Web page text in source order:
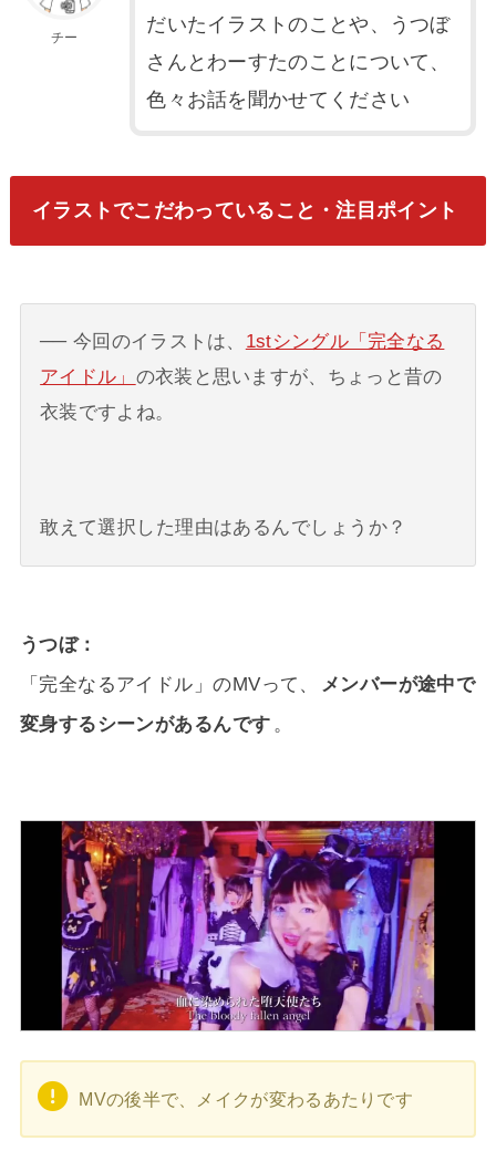
チー
だいたイラストのことや、うつぼ
さんとわーすたのことについて、
色々お話を聞かせてください
イラストでこだわっていること・注目ポイント
今回のイラストは、 1stシングル「完全なる
アイドル」 の衣装と思いますが、ちょっと昔の
衣装ですよね。
敢えて選択した理由はあるんでしょうか？
うつぼ
「完全なるアイドル」のMVって、
メンバーが途中で
変身するシーンがあるんです 。
MVの後半で、メイクが変わるあたりです